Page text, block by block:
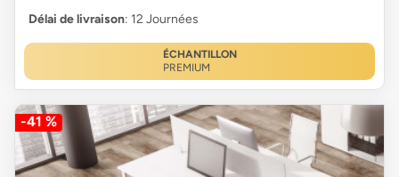
Délai de livraison: 12 Journées
ÉCHANTILLON
PREMIUM
-41 %